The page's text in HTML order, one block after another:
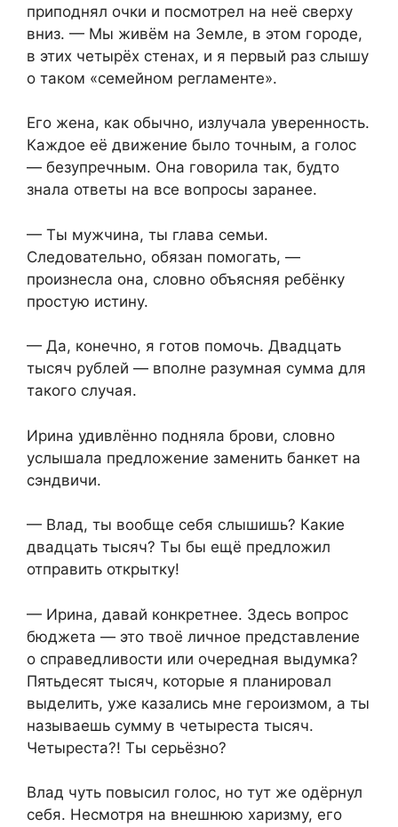
приподнял очки и посмотрел на неё сверху
вниз. — Мы живём на Земле, в этом городе,
в этих четырёх стенах, и я первый раз слышу
о таком «семейном регламенте».
Его жена, как обычно, излучала уверенность.
Каждое её движение было точным, а голос
— безупречным. Она говорила так, будто
знала ответы на все вопросы заранее.
— Ты мужчина, ты глава семьи.
Следовательно, обязан помогать, —
произнесла она, словно объясняя ребёнку
простую истину.
— Да, конечно, я готов помочь. Двадцать
тысяч рублей — вполне разумная сумма для
такого случая.
Ирина удивлённо подняла брови, словно
услышала предложение заменить банкет на
сэндвичи.
— Влад, ты вообще себя слышишь? Какие
двадцать тысяч? Ты бы ещё предложил
отправить открытку!
— Ирина, давай конкретнее. Здесь вопрос
бюджета — это твоё личное представление
о справедливости или очередная выдумка?
Пятьдесят тысяч, которые я планировал
выделить, уже казались мне героизмом, а ты
называешь сумму в четыреста тысяч.
Четыреста?! Ты серьёзно?
Влад чуть повысил голос, но тут же одёрнул
себя. Несмотря на внешнюю харизму, его